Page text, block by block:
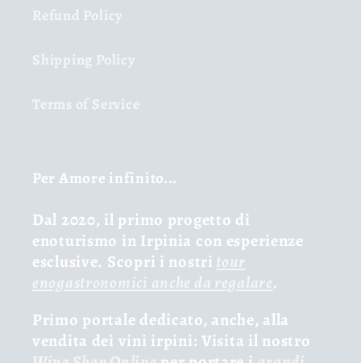
Refund Policy
Shipping Policy
Terms of Service
Per Amore infinito...
Dal 2020, il primo progetto di
enoturismo in Irpinia con esperienze
esclusive. Scopri i nostri tour
enogastronomici anche da regalare.
Primo portale dedicato, anche, alla
vendita dei vini irpini: Visita il nostro